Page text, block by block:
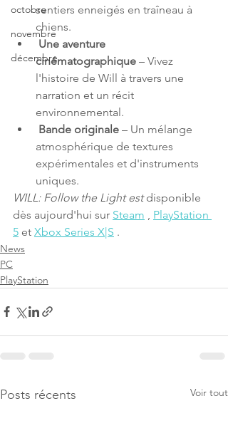
octobre
novembre
décembre
sentiers enneigés en traîneau à
chiens.
Une aventure
cinématographique – Vivez
l'histoire de Will à travers une
narration et un récit
environnemental.
Bande originale – Un mélange
atmosphérique de textures
expérimentales et d'instruments
uniques.
WILL: Follow the Light est disponible
dès aujourd'hui sur Steam
PlayStation
5 et Xbox Series X|S .
News
PC
PlayStation
Posts récents Voir tout